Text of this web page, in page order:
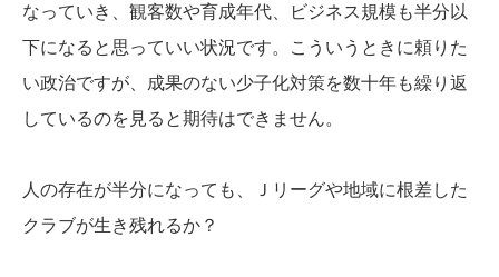
なっていき、観客数や育成年代、ビジネス規模も半分以
下になると思っていい状況です。こういうときに頼りた
い政治ですが、成果のない少子化対策を数十年も繰り返
しているのを見ると期待はできません。
人の存在が半分になっても、Ｊリーグや地域に根差した
クラブが生き残れるか？